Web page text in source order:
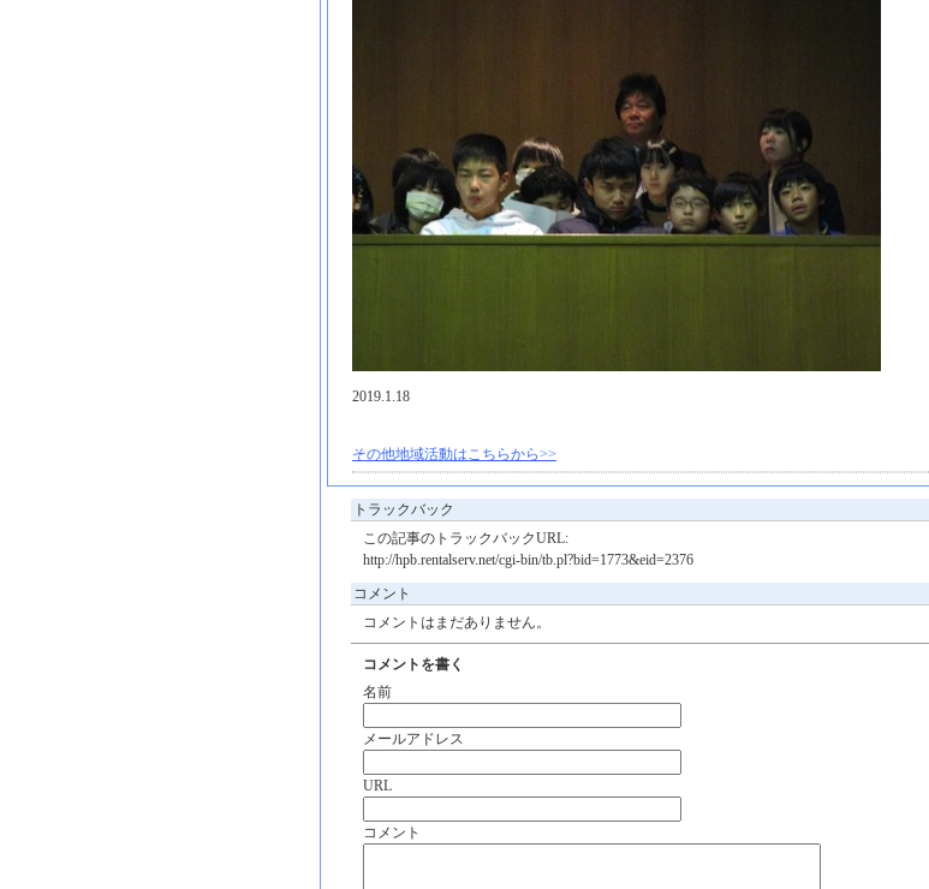
2019.1.18
その他地域活動はこちらから>>
トラックバック
この記事のトラックバックURL:
http://hpb.rentalserv.net/cgi-bin/tb.pl?bid=1773&eid=2376
コメント
コメントはまだありません。
コメントを書く
名前
メールアドレス
URL
コメント